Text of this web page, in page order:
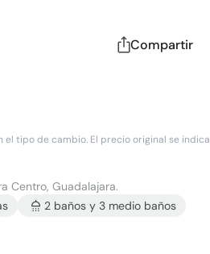
Compartir
el tipo de cambio. El precio original se indica
Centro, Guadalajara.
s 2 baños y 3 medio baños